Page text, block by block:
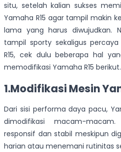
situ, setelah kalian sukses
Yamaha R15 agar tampil makin
lama yang harus diwujudkan.
tampil sporty sekaligus
R15, cek dulu beberapa hal
memodifikasi Yamaha R15 berikut.
1.Modifikasi Mesin
Dari sisi performa daya pacu,
dimodifikasi macam-
responsif dan stabil meskipun
harian atau menemani rutinitas